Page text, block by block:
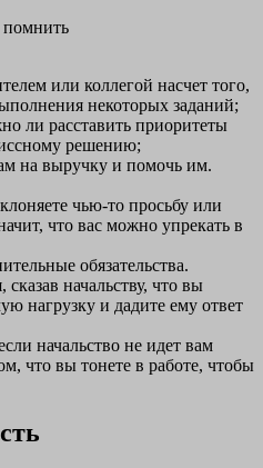
или коллегой насчет того,
некоторых заданий;
ли расставить приоритеты
решению;
на выручку и помочь им.
чью-то просьбу или
что вас можно упрекать в
обязательства.
начальству, что вы
нагрузку и дадите ему ответ
начальство не идет вам
что вы тонете в работе, чтобы